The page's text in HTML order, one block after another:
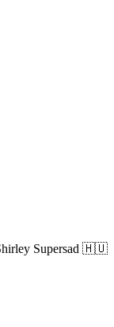
Supersad 🇭🇺